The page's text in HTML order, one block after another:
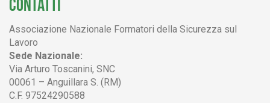
CONTATTI
Associazione Nazionale Formatori della Sicurezza sul
Lavoro
Sede Nazionale:
Via Arturo Toscanini, SNC
00061 – Anguillara S. (RM)
C.F. 97524290588